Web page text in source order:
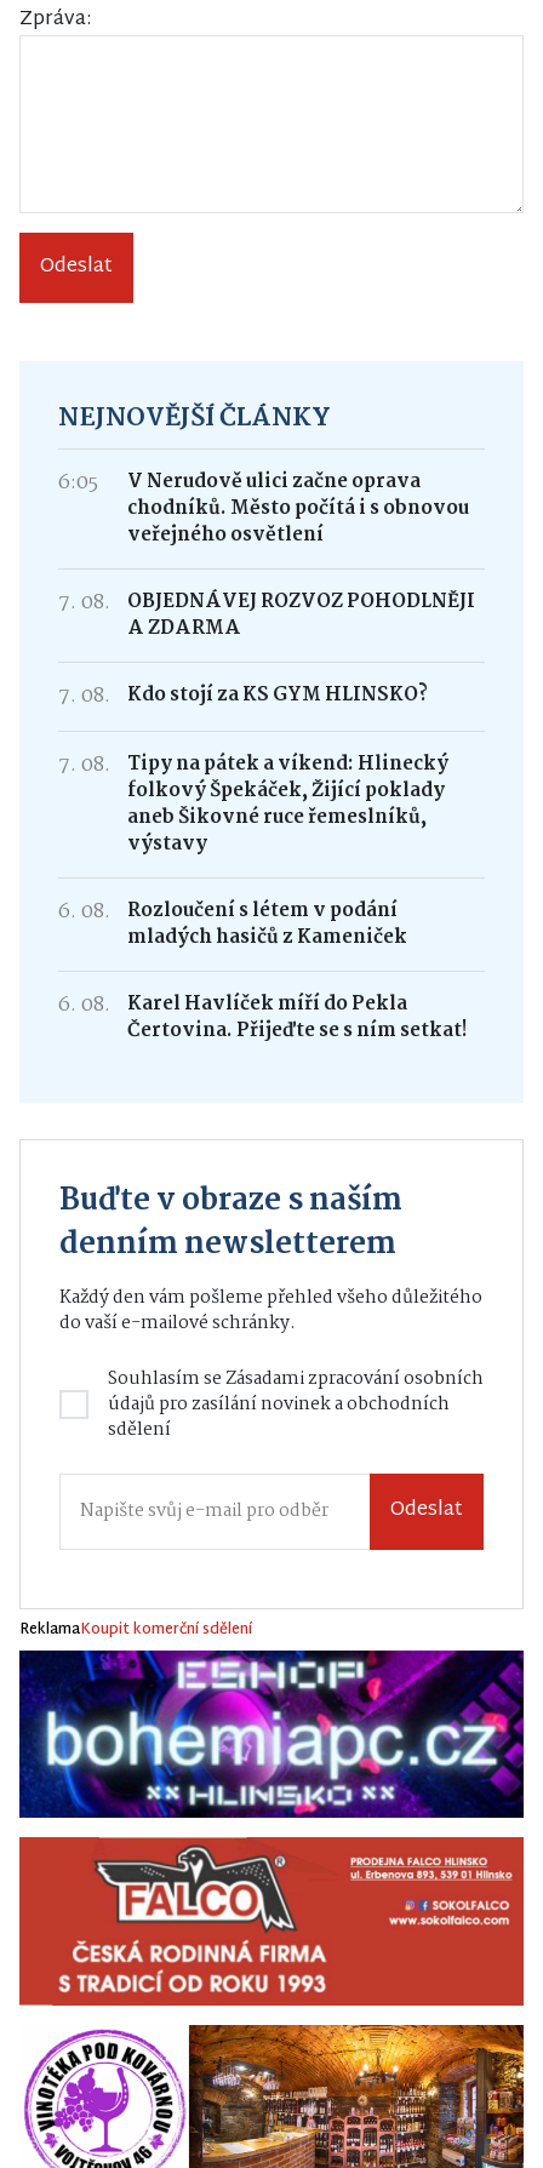
Zpráva:
Odeslat
NEJNOVĚJŠÍ ČLÁNKY
6:05
V Nerudově ulici začne oprava
chodníků. Město počítá i s obnovou
veřejného osvětlení
7. 08.
OBJEDNÁVEJ ROZVOZ POHODLNĚJI
A ZDARMA
7. 08. Kdo stojí za KS GYM HLINSKO?
7. 08.
Tipy na pátek a víkend: Hlinecký
folkový Špekáček, Žijící poklady
aneb Šikovné ruce řemeslníků,
výstavy
6. 08.
Rozloučení s létem v podání
mladých hasičů z Kameniček
6. 08.
Karel Havlíček míří do Pekla
Čertovina. Přijeďte se s ním setkat!
Buďte v obraze s naším
denním newsletterem
Každý den vám pošleme přehled všeho důležitého
do vaší e-mailové schránky.
Souhlasím seZásadami zpracování osobních
údajůpro zasílání novinek a obchodních
sdělení
Odeslat
ReklamaKoupit komerční sdělení